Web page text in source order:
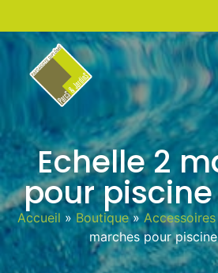
Echelle 2
pour
Accueil » Boutique »
marches pour